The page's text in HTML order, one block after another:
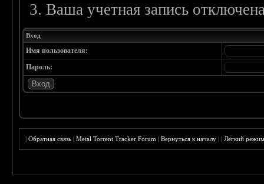
Ваша учетная запись
Вход
Имя пользователя:
Пароль:
|Обратная связь |Metal Torrent Tracker Forum |Вернуться к началу ||Лёгкий